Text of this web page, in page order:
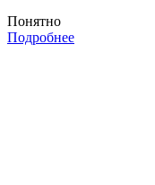
Понятно
Подробнее